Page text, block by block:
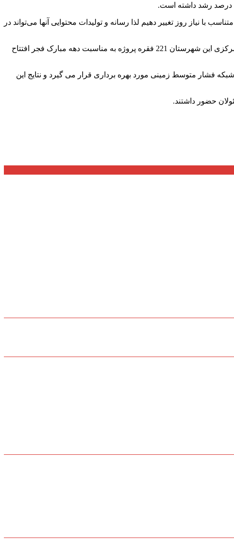
با نیاز روز تغییر دهیم لذا رسانه و تولیدات محتوایی آنها می‌تواند در
همچنین مسعود صادقی خمامی مدیرعامل شرکت توزیع برق گیلان خاطرنشان ساخت: در کل شهرستان رشت 380 پروژه و در بخش مرکزی این شهرستان 221 فقره پروژه به مناسبت دهه مبارک فجر افتتاح
کرد: امروز در منطقه سیاه اسطلخ رشت و به منظور حل مشکلات اهالی محترم دستگاه ترانسفورماتور و 213 متر شبکه فشار متوسط زمینی مورد بهره برداری قرار می گیرد و نتایج این